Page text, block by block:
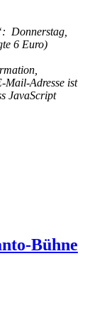
Donnerstag,
6 Euro)
Mail-Adresse ist
JavaScript
Bühne